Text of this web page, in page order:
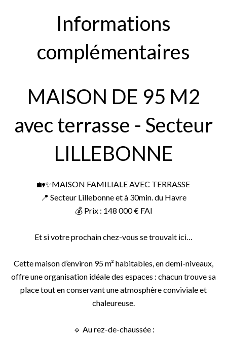
Informations
complémentaires
MAISON DE 95 M2
avec terrasse - Secteur
LILLEBONNE
🏡✨MAISON FAMILIALE AVEC TERRASSE
📍 Secteur Lillebonne et à 30min. du Havre
💰 Prix : 148 000 € FAI
Et si votre prochain chez-vous se trouvait ici…
Cette maison d’environ 95 m² habitables, en demi-niveaux,
offre une organisation idéale des espaces : chacun trouve sa
place tout en conservant une atmosphère conviviale et
chaleureuse.
🔹 Au rez-de-chaussée :